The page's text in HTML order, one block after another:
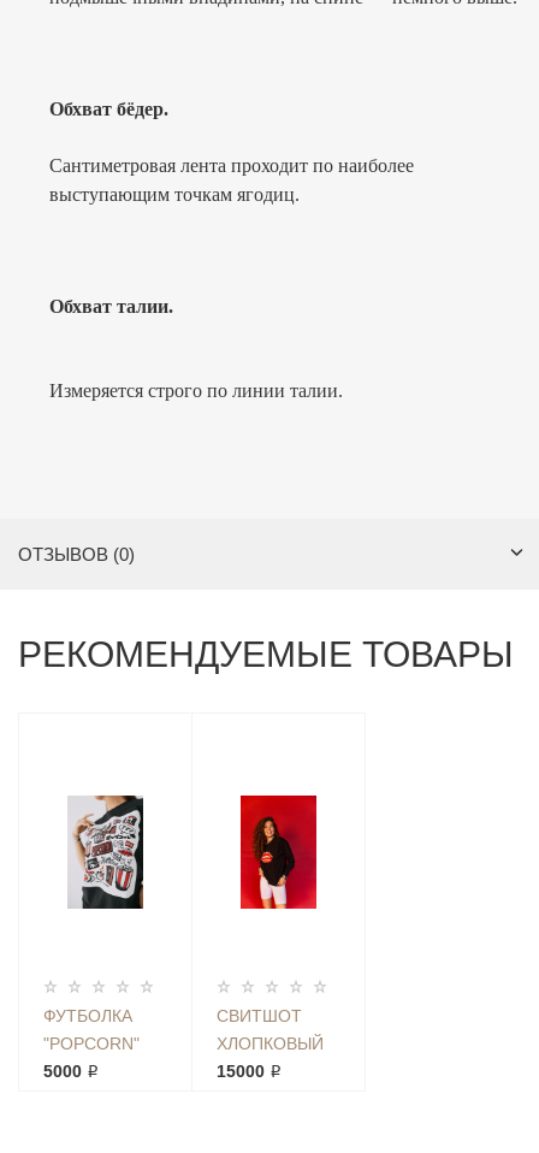
Обхват бёдер.
Сантиметровая лента проходит по наиболее
выступающим точкам ягодиц.
Обхват талии.
Измеряется строго по линии талии.
ОТЗЫВОВ (0)
РЕКОМЕНДУЕМЫЕ ТОВАРЫ
ФУТБОЛКА
"POPCORN"
|RQ CODE
5000 ₽
СВИТШОТ
ХЛОПКОВЫЙ
CORAL LIPS
15000 ₽